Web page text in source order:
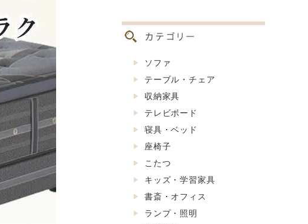
ソファ
テーブル・チェア
収納家具
テレビボード
寝具・ベッド
座椅子
こたつ
キッズ・学習家具
書斎・オフィス
ランプ・照明